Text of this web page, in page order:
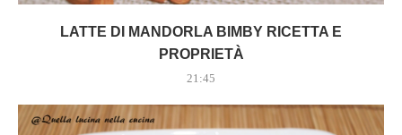
LATTE DI MANDORLA BIMBY RICETTA E
PROPRIETÀ
21:45